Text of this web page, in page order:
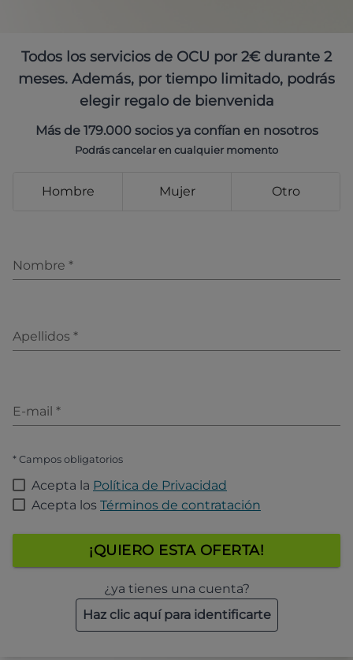
Todos los servicios de OCU por 2€ durante 2
meses. Además, por tiempo limitado, podrás
elegir regalo de bienvenida
Más de 179.000 socios ya confían en nosotros
Podrás cancelar en cualquier momento
Hombre Mujer Otro
Nombre *
Apellidos *
E-mail *
* Campos obligatorios
Acepta la Política de Privacidad
Acepta los Términos de contratación
¡QUIERO ESTA OFERTA!
¿ya tienes una cuenta?
Haz clic aquí para identificarte